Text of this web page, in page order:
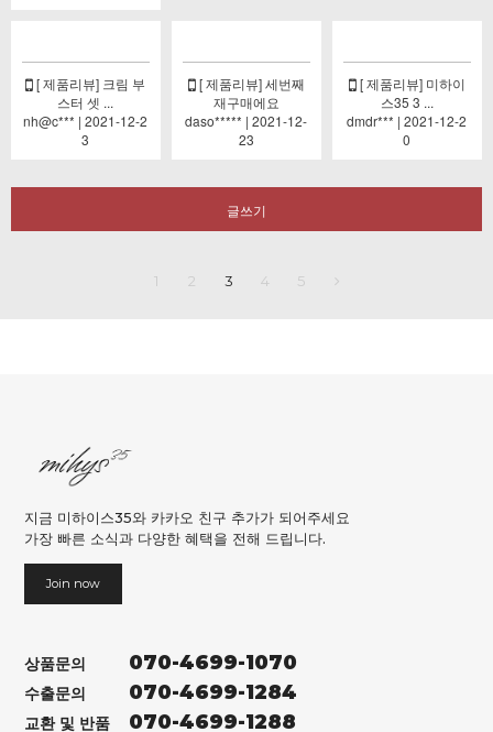
[ 제품리뷰] 크림 부
스터 셋 ...
nh@c*** | 2021-12-2
3
[ 제품리뷰] 세번째
재구매에요
daso***** | 2021-12-
23
[ 제품리뷰] 미하이
스35 3 ...
dmdr*** | 2021-12-2
0
글쓰기
1 2 3 4 5
지금 미하이스35와 카카오 친구 추가가 되어주세요
가장 빠른 소식과 다양한 혜택을 전해 드립니다.
Join now
상품문의 070-4699-1070
수출문의 070-4699-1284
교환 및 반품 070-4699-1288